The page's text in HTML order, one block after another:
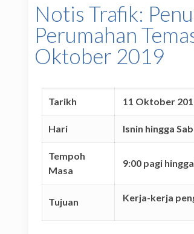
Notis Trafik:
Perumahan
Oktober 2019
Tarikh 11 Oktober
Hari Isnin hingga
Tempoh
Masa
9:00 pagi
Tujuan Kerja-kerja